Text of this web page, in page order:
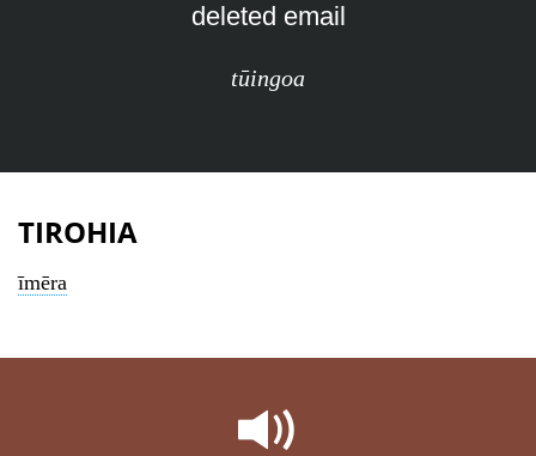
deleted email
tūingoa
TIROHIA
īmēra